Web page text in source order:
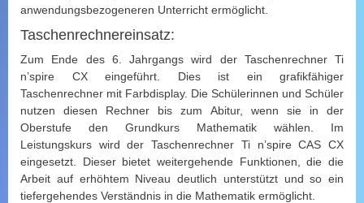
anwendungsbezogeneren Unterricht ermöglicht.
Taschenrechnereinsatz:
Zum Ende des 6. Jahrgangs wird der Taschenrechner Ti
n’spire CX eingeführt. Dies ist ein grafikfähiger
Taschenrechner mit Farbdisplay. Die Schülerinnen und Schüler
nutzen diesen Rechner bis zum Abitur, wenn sie in der
Oberstufe den Grundkurs Mathematik wählen. Im
Leistungskurs wird der Taschenrechner Ti n’spire CAS CX
eingesetzt. Dieser bietet weitergehende Funktionen, die die
Arbeit auf erhöhtem Niveau deutlich unterstützt und so ein
tiefergehendes Verständnis in die Mathematik ermöglicht.